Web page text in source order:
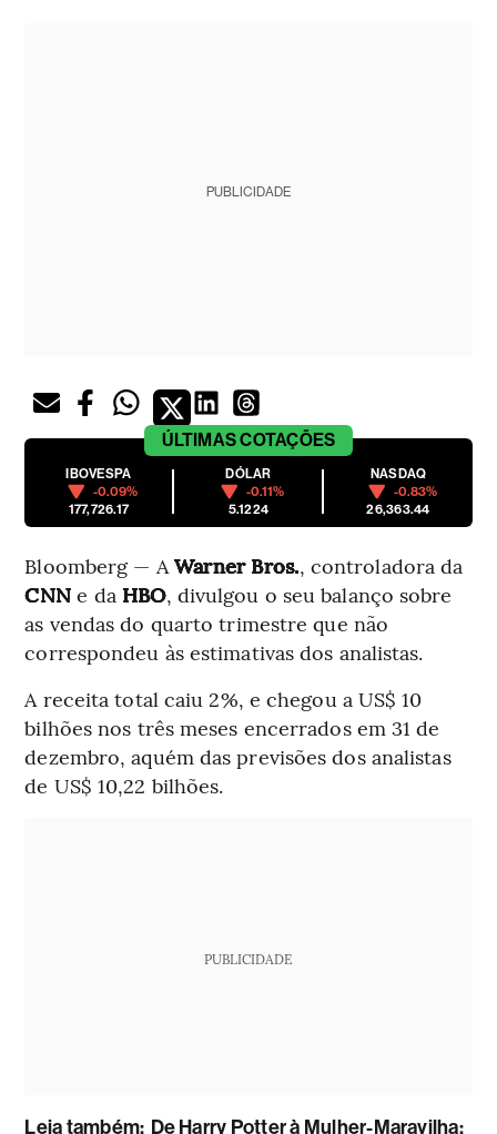
PUBLICIDADE
ÚLTIMASCOTAÇÕES
IBOVESPA
-0.09%
177,726.17
DÓLAR
-0.11%
5.1224
NASDAQ
-0.83%
26,363.44
Bloomberg — AWarner Bros., controladora da
CNNe da HBO, divulgou o seu balanço sobre
as vendas do quarto trimestre que não
correspondeu às estimativas dos analistas.
A receita total caiu 2%, e chegou a US$ 10
bilhões nos três meses encerrados em 31 de
dezembro, aquém das previsões dos analistas
de US$ 10,22 bilhões.
PUBLICIDADE
Leia também: De Harry Potter à Mulher-Maravilha: